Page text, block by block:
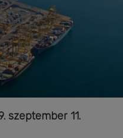
szeptember 11.